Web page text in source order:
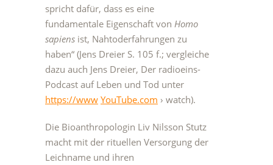
spricht dafür, dass es eine
fundamentale Eigenschaft von Homo
sapiens ist, Nahtoderfahrungen zu
haben“ (Jens Dreier S. 105 f.; vergleiche
dazu auch Jens Dreier, Der radioeins-
Podcast auf Leben und Tod unter
https://www YouTube.com › watch).
Die Bioanthropologin Liv Nilsson Stutz
macht mit der rituellen Versorgung der
Leichname und ihren